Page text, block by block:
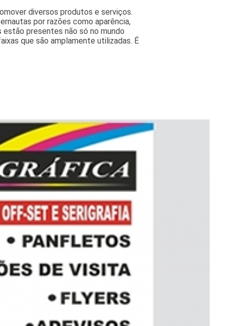
diversos produtos e serviços.
por razões como aparência,
estão presentes não só no mundo
que são amplamente utilizadas. É